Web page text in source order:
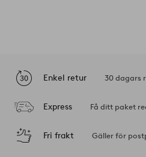
Enkel retur 30 dagars
Express Få ditt paket
Fri frakt Gäller för